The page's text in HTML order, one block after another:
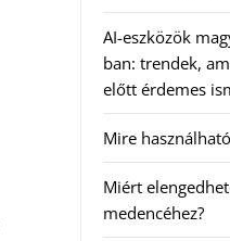
AI-eszközök
ban: trendek,
előtt érdemes
Mire
Miért
medencéhez?